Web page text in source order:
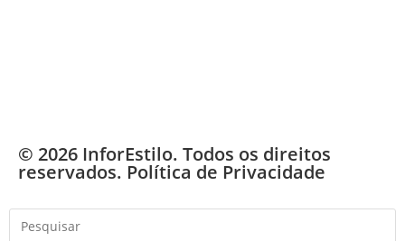
© 2026 InforEstilo. Todos os direitos
reservados. Política de Privacidade